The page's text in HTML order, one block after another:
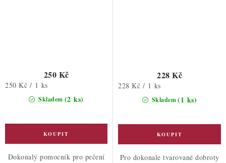
Skladem (2 ks)
250 Kč
Měrná
250 Kč / 1 ks
Dokonalý pomocník pro pečení
Skladem(1 ks)
228 Kč
Měrná
228 Kč / 1 ks
Pro dokonale tvarované dobroty